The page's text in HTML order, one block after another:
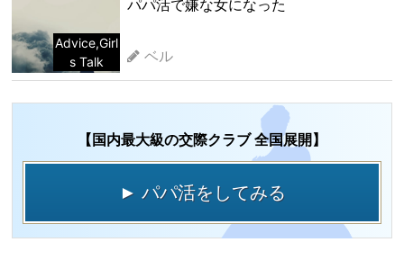
Advice,Girl
s Talk
パパ活で嫌な女になった
ベル
【国内最大級の交際クラブ 全国展開】
► パパ活をしてみる